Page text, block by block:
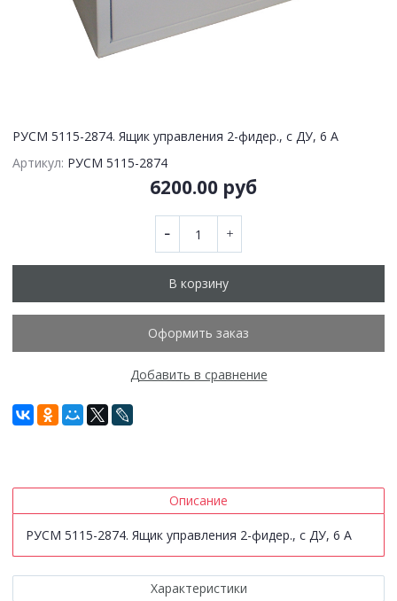
РУСМ 5115-2874. Ящик управления 2-фидер., с ДУ, 6 А
Артикул: РУСМ 5115-2874
6200.00 руб
В корзину
Оформить заказ
Добавить в сравнение
Описание
РУСМ 5115-2874. Ящик управления 2-фидер., с ДУ, 6 А
Характеристики